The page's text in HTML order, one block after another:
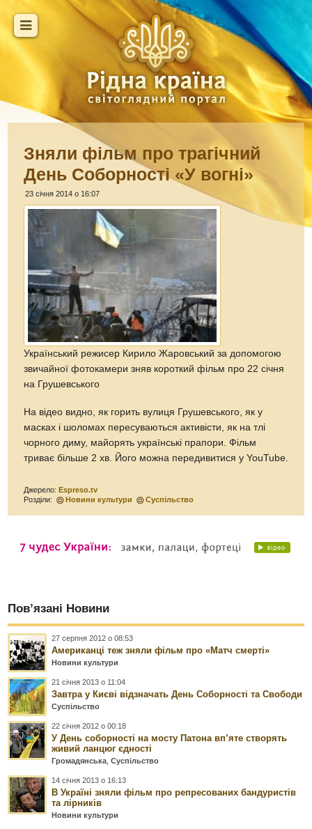
Зняли фільм про трагічний
День Соборності «У вогні»
23 січня 2014 о 16:07
Український режисер Кирило Жаровський за допомогою
звичайної фотокамери зняв короткий фільм про 22 січня
на Грушевського
На відео видно, як горить вулиця Грушевського, як у
масках і шоломах пересуваються активісти, як на тлі
чорного диму, майорять українські прапори. Фільм
триває більше 2 хв. Його можна передивитися у YouTube.
Джерело:Espreso.tv
Розділи:
Новини культури Суспільство
Пов’язані Новини
27 серпня 2012 о 08:53
Американці теж зняли фільм про «Матч смерті»
Новини культури
21 січня 2013 о 11:04
Завтра у Києві відзначать День Соборності та Свободи
Суспільство
22 січня 2012 о 00:18
У День соборності на мосту Патона вп’яте створять
живий ланцюг єдності
Громадянська ,Суспільство
14 січня 2013 о 16:13
В Україні зняли фільм про репресованих бандуристів
та лірників
Новини культури